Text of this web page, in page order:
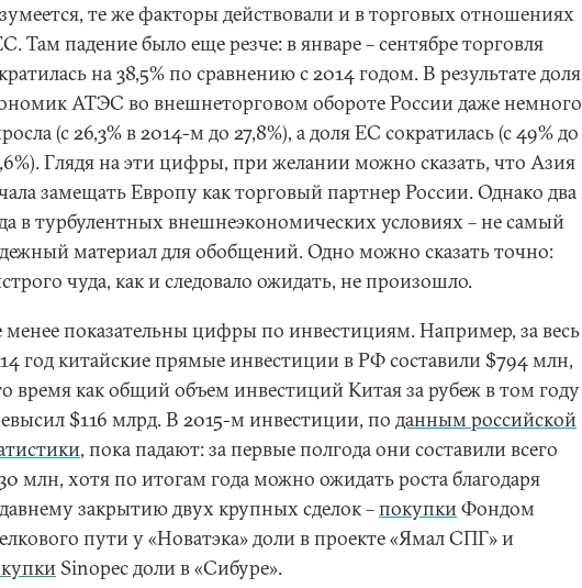
те же факторы действовали и в торговых отношениях
Там падение было еще резче: в январе – сентябре торговля
на 38,5% по сравнению с 2014 годом. В результате доля
АТЭС во внешнеторговом обороте России даже немного
(с 26,3% в 2014-м до 27,8%), а доля ЕС сократилась (с 49% до
Глядя на эти цифры, при желании можно сказать, что Азия
замещать Европу как торговый партнер России. Однако два
в турбулентных внешнеэкономических условиях – не самый
материал для обобщений. Одно можно сказать точно:
чуда, как и следовало ожидать, не произошло.
менее показательны цифры по инвестициям. Например, за весь
год китайские прямые инвестиции в РФ составили $794 млн,
время как общий объем инвестиций Китая за рубеж в том году
$116 млрд. В 2015-м инвестиции, по данным российской
, пока падают: за первые полгода они составили всего
млн, хотя по итогам года можно ожидать роста благодаря
закрытию двух крупных сделок –покупкиФондом
пути у «Новатэка» доли в проекте «Ямал СПГ» и
Sinopec доли в «Сибуре».